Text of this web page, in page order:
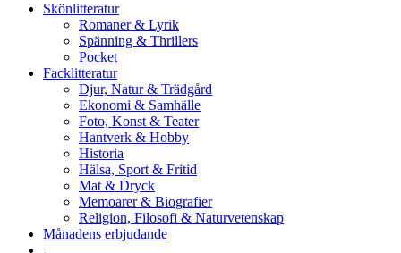
Skönlitteratur
Romaner & Lyrik
Spänning & Thrillers
Pocket
Facklitteratur
Djur, Natur & Trädgård
Ekonomi & Samhälle
Foto, Konst & Teater
Hantverk & Hobby
Historia
Hälsa, Sport & Fritid
Mat & Dryck
Memoarer & Biografier
Religion, Filosofi & Naturvetenskap
Månadens erbjudande
.